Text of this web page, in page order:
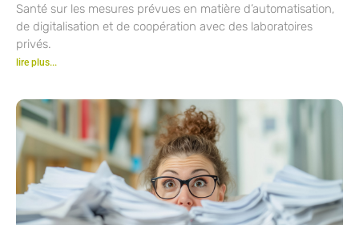
Santé sur les mesures prévues en matière d’automatisation,
de digitalisation et de coopération avec des laboratoires
privés.
lire plus...